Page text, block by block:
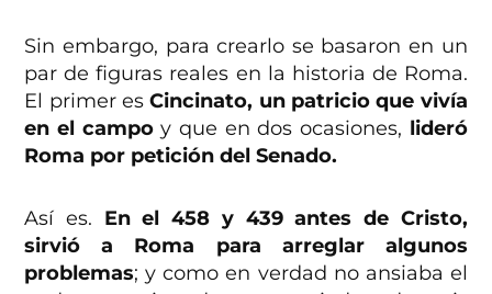
Sin embargo, para crearlo se basaron en un
par de figuras reales en la historia de Roma.
El primer esCincinato, un patricio que vivía
en el campoy que en dos ocasiones, lideró
Roma por petición del Senado.
Así es. En el 458 y 439 antes de Cristo,
sirvió a Roma para arreglar algunos
problemas; y como en verdad no ansiaba el